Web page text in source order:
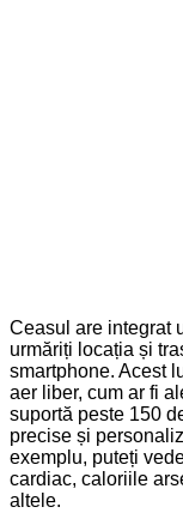
Ceasul are integrat
urmăriți locația și
smartphone. Acest
aer liber, cum ar fi
suportă peste 150
precise și
exemplu, puteți
cardiac, caloriile
altele.